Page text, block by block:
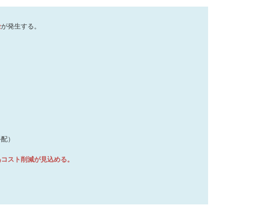
が発生する。
）
スト削減が見込める。